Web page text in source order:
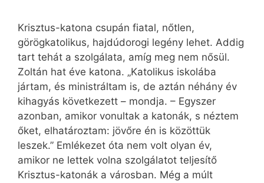
Krisztus-katona csupán fiatal, nőtlen,
görögkatolikus, hajdúdorogi legény lehet. Addig
tart tehát a szolgálata, amíg meg nem nősül.
Zoltán hat éve katona. „Katolikus iskolába
jártam, és ministráltam is, de aztán néhány év
kihagyás következett – mondja. – Egyszer
azonban, amikor vonultak a katonák, s néztem
őket, elhatároztam: jövőre én is közöttük
leszek.” Emlékezet óta nem volt olyan év,
amikor ne lettek volna szolgálatot teljesítő
Krisztus-katonák a városban. Még a múlt